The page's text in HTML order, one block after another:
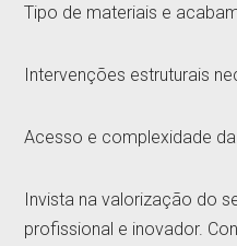
Tipo de materiais e
Intervenções estruturais
Acesso e complexidade
Invista na valorização do
profissional e inovador.